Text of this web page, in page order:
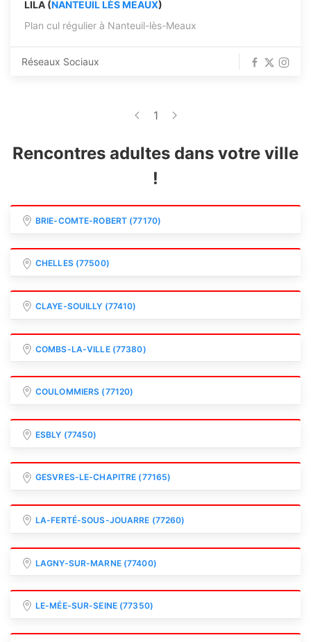
LILA (NANTEUIL LÈS MEAUX)
Plan cul régulier à Nanteuil-lès-Meaux
Réseaux Sociaux
1
Rencontres adultes dans votre ville
!
BRIE-COMTE-ROBERT (77170)
CHELLES (77500)
CLAYE-SOUILLY (77410)
COMBS-LA-VILLE (77380)
COULOMMIERS (77120)
ESBLY (77450)
GESVRES-LE-CHAPITRE (77165)
LA-FERTÉ-SOUS-JOUARRE (77260)
LAGNY-SUR-MARNE (77400)
LE-MÉE-SUR-SEINE (77350)